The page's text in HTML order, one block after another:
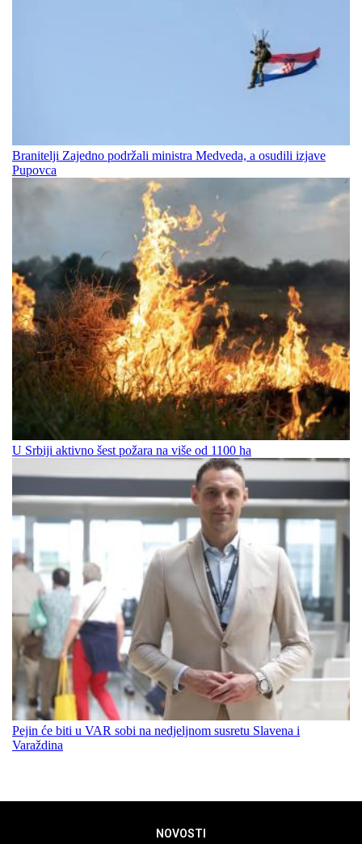
Branitelji Zajedno podržali ministra Medveda, a osudili izjave
Pupovca
U Srbiji aktivno šest požara na više od 1100 ha
Pejin će biti u VAR sobi na nedjeljnom susretu Slavena i
Varaždina
NOVOSTI